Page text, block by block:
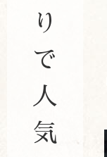
り
で
人
気